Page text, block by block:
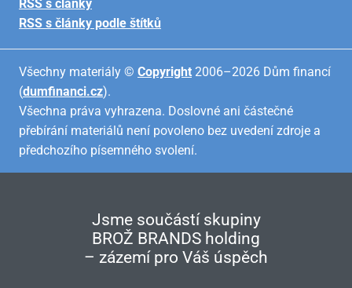
RSS s články
RSS s články podle štítků
Všechny materiály © Copyright 2006–2026 Dům financí
(dumfinanci.cz).
Všechna práva vyhrazena. Doslovné ani částečné
přebírání materiálů není povoleno bez uvedení zdroje a
předchozího písemného svolení.
Jsme součástí skupiny
BROŽ BRANDS holding
– zázemí pro Váš úspěch